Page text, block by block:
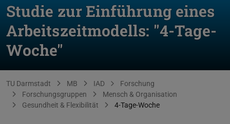
Studie zur Einführung eines
Arbeitszeitmodells: "4-Tage-
Woche"
Sie befinden sich hier:
TU Darmstadt MB IAD
Forschung
Forschungsgruppen
Mensch & Organisation
Gesundheit & Flexibilität
4-Tage-Woche